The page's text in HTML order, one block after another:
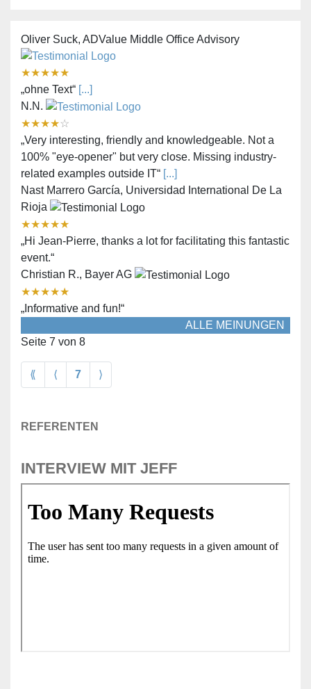
Oliver Suck, ADValue Middle Office Advisory
★★★★★
„ohne Text“ [...]
N.N.
★★★★☆
„Very interesting, friendly and knowledgeable. Not a
100% "eye-opener" but very close. Missing industry-
related examples outside IT“ [...]
Nast Marrero García, Universidad International De La
Rioja
★★★★★
„Hi Jean-Pierre, thanks a lot for facilitating this fantastic
event.“
Christian R., Bayer AG
★★★★★
„Informative and fun!“
ALLE MEINUNGEN
Seite 7 von 8
⟪ Anfang
⟨ Zurück
7 ⟩
REFERENTEN
INTERVIEW MIT JEFF